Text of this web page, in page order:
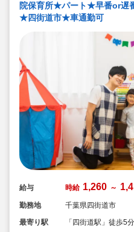
院保育所★パート★早番or
★四街道市★車通勤可
給与 時給 1,260 ～
勤務地
千葉県四街道市
最寄り駅
「四街道駅」徒歩5